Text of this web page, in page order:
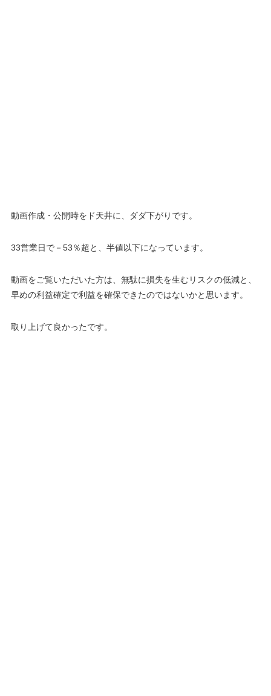
動画作成・公開時をド天井に、ダダ下がりです。
33営業日で－53％超と、半値以下になっています。
動画をご覧いただいた方は、無駄に損失を生むリスクの低減と、
早めの利益確定で利益を確保できたのではないかと思います。
取り上げて良かったです。